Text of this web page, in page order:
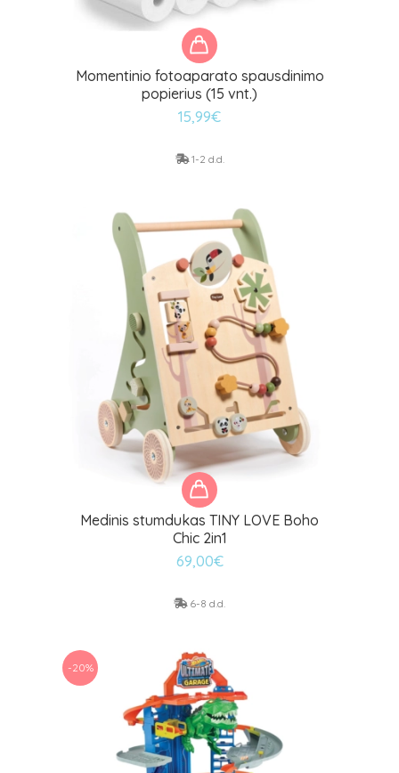
Momentinio fotoaparato spausdinimo
popierius (15 vnt.)
15,99€
1-2 d.d.
Medinis stumdukas TINY LOVE Boho
Chic 2in1
69,00€
6-8 d.d.
-20%